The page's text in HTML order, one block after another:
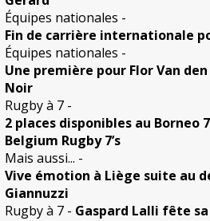
Équipes nationales -
Fin de carrière internationale
Équipes nationales -
Une première pour Flor Van
Noir
Rugby à 7 -
2 places disponibles au Borneo
Belgium Rugby 7’s
Mais aussi... -
Vive émotion à Liège suite au
Giannuzzi
Rugby à 7 - Gaspard Lalli fête sa